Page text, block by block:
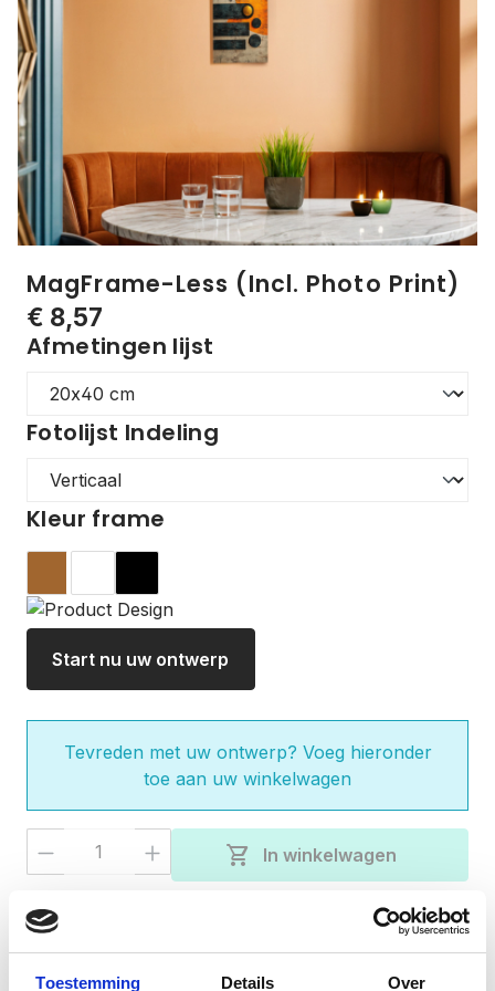
Toestemming Details Over
MagFrame-Less (Incl. Photo Print)
€ 8,57
Afmetingen lijst
Fotolijst Indeling
Kleur frame
Start nu uw ontwerp
Tevreden met uw ontwerp? Voeg hieronder
toe aan uw winkelwagen
Producthoeveelheid: Voer de
shopping_cart In winkelwagen
check
check